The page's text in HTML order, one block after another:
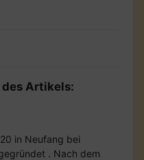
Artikels:
in Neufang bei
. Nach dem